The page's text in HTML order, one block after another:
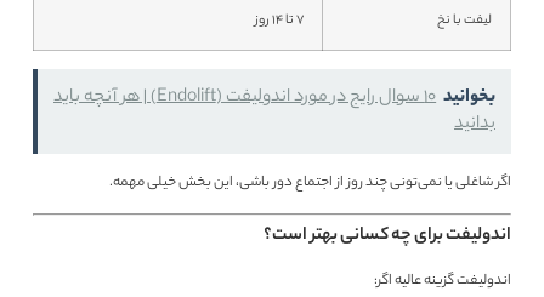
لیفت با نخ ۷ تا ۱۴ روز
بخوانید
10 سوال رایج در مورد اندولیفت (Endolift) | هر آنچه باید
بدانید
اگر شاغلی یا نمی‌تونی چند روز از اجتماع دور باشی، این بخش خیلی مهمه.
اندولیفت برای چه کسانی بهتر است؟
اندولیفت گزینه عالیه اگر: